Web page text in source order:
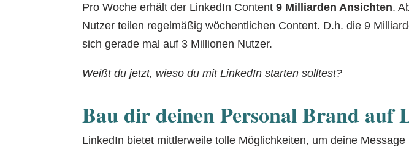
Pro Woche erhält der LinkedIn Content9 Milliarden Ansichten.
Nutzer teilen regelmäßig wöchentlichen Content. D.h. die 9
sich gerade mal auf 3 Millionen Nutzer.
Weißt du jetzt, wieso du mit LinkedIn starten solltest?
Bau dir deinen Personal Brand auf
LinkedIn bietet mittlerweile tolle Möglichkeiten, um deine